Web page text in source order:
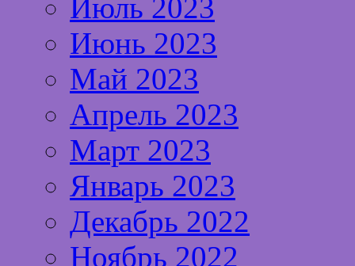
Июль 2023
Июнь 2023
Май 2023
Апрель 2023
Март 2023
Январь 2023
Декабрь 2022
Ноябрь 2022